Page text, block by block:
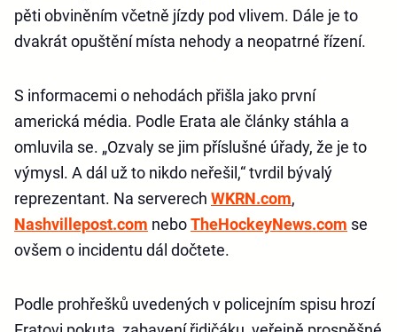
pěti obviněním včetně jízdy pod vlivem. Dále je to
dvakrát opuštění místa nehody a neopatrné řízení.
S informacemi o nehodách přišla jako první
americká média. Podle Erata ale články stáhla a
omluvila se. „Ozvaly se jim příslušné úřady, že je to
výmysl. A dál už to nikdo neřešil,“ tvrdil bývalý
reprezentant. Na serverech WKRN.com,
Nashvillepost.com neboTheHockeyNews.com se
ovšem o incidentu dál dočtete.
Podle prohřešků uvedených v policejním spisu hrozí